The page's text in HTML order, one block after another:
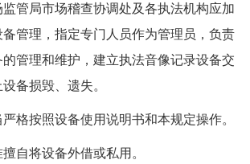
管局市场稽查协调处及各执法机构应加
管理，指定专门人员作为管理员，负责
管理和维护，建立执法音像记录设备交
备损毁、遗失。
格按照设备使用说明书和本规定操作。
自将设备外借或私用。